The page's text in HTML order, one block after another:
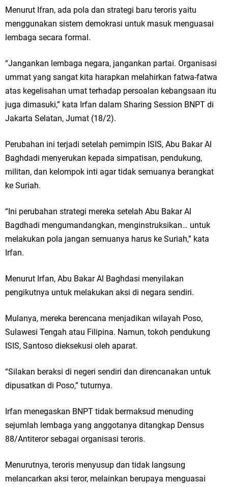
Menurut Ifran, ada pola dan strategi baru teroris yaitu
menggunakan sistem demokrasi untuk masuk menguasai
lembaga secara formal.
“Jangankan lembaga negara, jangankan partai. Organisasi
ummat yang sangat kita harapkan melahirkan fatwa-fatwa
atas kegelisahan umat terhadap persoalan kebangsaan itu
juga dimasuki,” kata Irfan dalam Sharing Session BNPT di
Jakarta Selatan, Jumat (18/2).
Perubahan ini terjadi setelah pemimpin ISIS, Abu Bakar Al
Baghdadi menyerukan kepada simpatisan, pendukung,
militan, dan kelompok inti agar tidak semuanya berangkat
ke Suriah.
“Ini perubahan strategi mereka setelah Abu Bakar Al
Bagdhadi mengumandangkan, menginstruksikan… untuk
melakukan pola jangan semuanya harus ke Suriah,” kata
Irfan.
Menurut Irfan, Abu Bakar Al Baghdasi menyilakan
pengikutnya untuk melakukan aksi di negara sendiri.
Mulanya, mereka berencana menjadikan wilayah Poso,
Sulawesi Tengah atau Filipina. Namun, tokoh pendukung
ISIS, Santoso dieksekusi oleh aparat.
“Silakan beraksi di negeri sendiri dan direncanakan untuk
dipusatkan di Poso,” tuturnya.
Irfan menegaskan BNPT tidak bermaksud menuding
sejumlah lembaga yang anggotanya ditangkap Densus
88/Antiteror sebagai organisasi teroris.
Menurutnya, teroris menyusup dan tidak langsung
melancarkan aksi teror, melainkan berupaya menguasai